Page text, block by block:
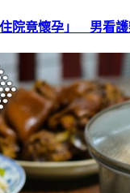
院竟懷孕」 男看